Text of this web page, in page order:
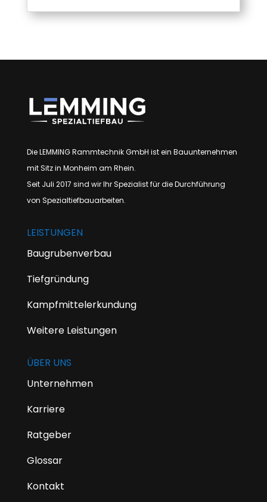
Die LEMMING Rammtechnik GmbH ist ein Bauunternehmen
mit Sitz in Monheim am Rhein.
Seit Juli 2017 sind wir Ihr Spezialist für die Durchführung
von Spezialtiefbauarbeiten.
LEISTUNGEN
Baugrubenverbau
Tiefgründung
Kampfmittelerkundung
Weitere Leistungen
ÜBER UNS
Unternehmen
Karriere
Ratgeber
Glossar
Kontakt